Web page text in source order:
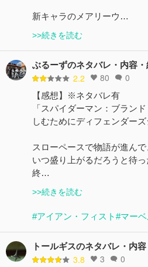
新キャラのメアリーウ…
>>続きを読む
ぶるーずのネタバレ・内容
2.2 80 0
【感想】※ネタバレ有
「スパイダーマン：ブラン
しむためにディフェンダー
スローペースで物語が進んで
いつ盛り上がるだろうと待っ
終…
>>続きを読む
#アイアン・フィスト#マー
トールギスのネタバレ・内
3.8 3 0